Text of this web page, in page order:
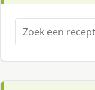
Zoeken
naar: